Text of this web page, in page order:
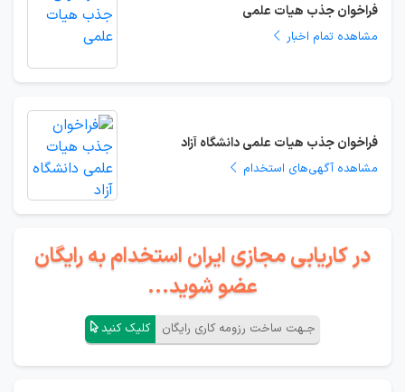
فراخوان جذب هیات علمی
مشاهده تمام اخبار
فراخوان جذب هیات علمی دانشگاه آزاد
مشاهده آگهی‌های استخدام
در کاریابی مجازی ایران استخدام به رایگان
عضو شوید...
جـهت ساخت رزومه کاری رایگان کلیک کنید